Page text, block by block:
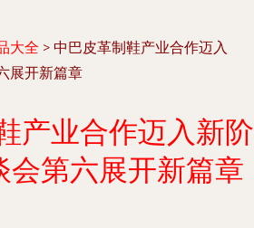
大全 > 中巴皮革制鞋产业合作迈入
展开新篇章
产业合作迈入新阶
会第六展开新篇章